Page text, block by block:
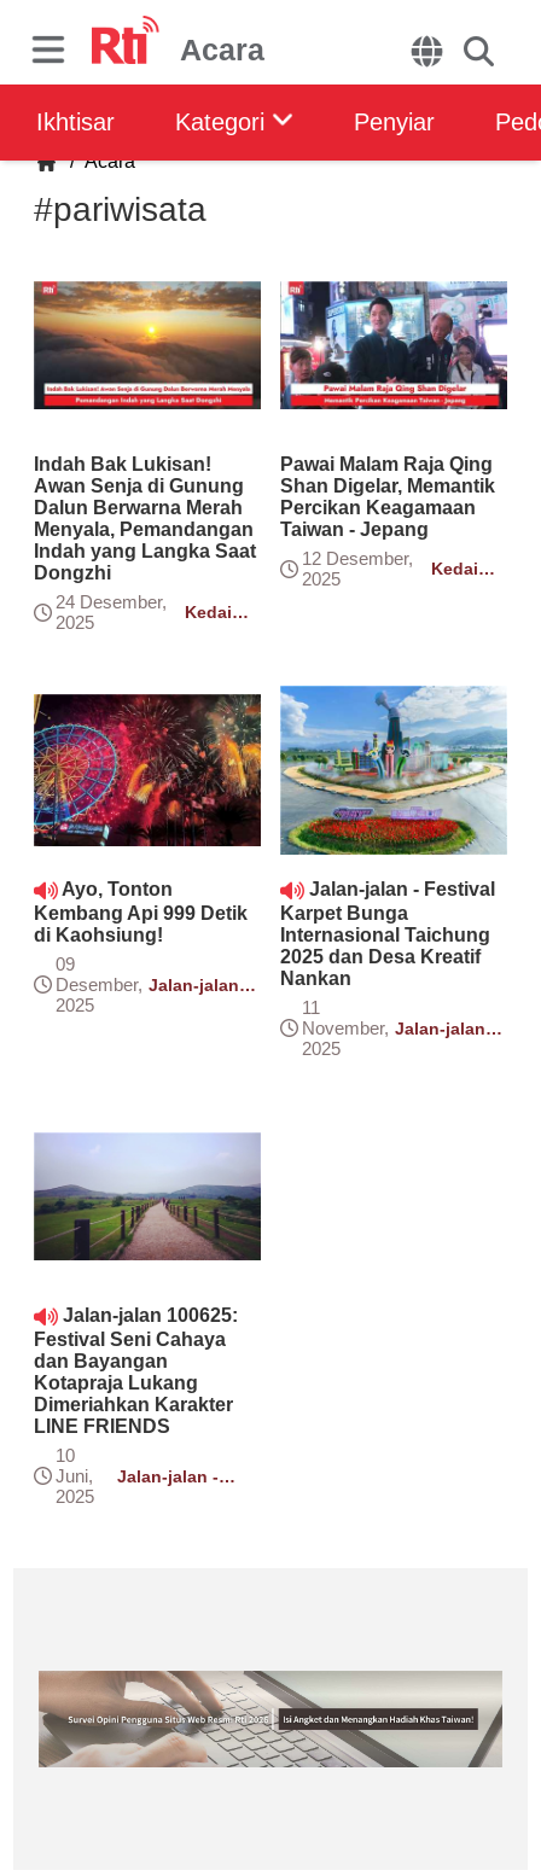
Acara
Ikhtisar Kategori Penyiar
/Acara
#pariwisata
Indah Bak Lukisan!
Awan Senja di Gunung
Dalun Berwarna Merah
Menyala, Pemandangan
Indah yang Langka Saat
Dongzhi
24 Desember,
2025
Kedai
Pawai Malam Raja Qing
Shan Digelar, Memantik
Percikan Keagamaan
Taiwan - Jepang
12 Desember,
2025
Kedai
Ayo, Tonton
Kembang Api 999 Detik
di Kaohsiung!
09
Desember,
2025
Jalan-jalan -
Jalan-jalan - Festival
Karpet Bunga
Internasional Taichung
2025 dan Desa Kreatif
Nankan
11
November,
2025
Jalan-jalan -
Jalan-jalan 100625:
Festival Seni Cahaya
dan Bayangan
Kotapraja Lukang
Dimeriahkan Karakter
LINE FRIENDS
10
Juni,
2025
Jalan-jalan -